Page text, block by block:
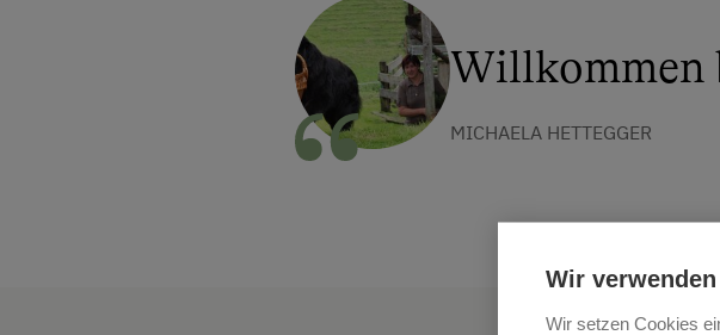
Willkommen
MICHAELA HETTEGGER
Wir
Wir setzen Cookies